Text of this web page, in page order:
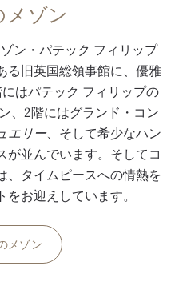
メゾン
ン・パテック フィリップ
る旧英国総領事館に、優雅
はパテック フィリップの
、2階にはグランド・コン
エリー、そして希少なハン
が並んでいます。そしてコ
、タイムピースへの情熱を
お迎えしています。
メゾン